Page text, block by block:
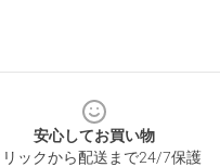
安心してお買い物
リックから配送まで24/7保護